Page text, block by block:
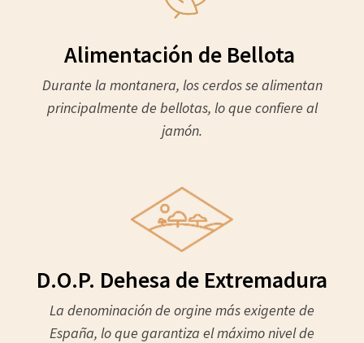
Alimentación de Bellota
Durante la montanera, los cerdos se alimentan
principalmente de bellotas, lo que confiere al
jamón.
D.O.P. Dehesa de Extremadura
La denominación de orgine más exigente de
España, lo que garantiza el máximo nivel de